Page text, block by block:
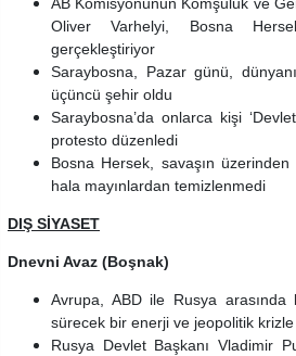
Oliver Varhelyi, Bosna
gerçekleştiriyor
Saraybosna, Pazar günü,
üçüncü şehir oldu
Saraybosna’da onlarca kişi
protesto düzenledi
Bosna Hersek, savaşın
hala mayınlardan temizlenmedi
DIŞ SİYASET
Dnevni Avaz (Boşnak)
Avrupa, ABD ile Rusya arasında
sürecek bir enerji ve jeopolitik krizle
Rusya Devlet Başkanı Vladimir